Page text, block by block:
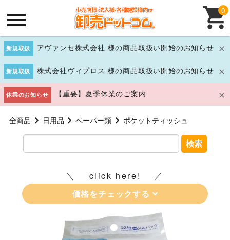
新規取扱 アヴァンセ株式会社 様の商品取扱い開始のお知らせ
新規取扱 株式会社ヴィプロス 様の商品取扱い開始のお知らせ
休業のお知らせ 【重要】夏季休業のご案内
0
全商品 日用品 ペーパー類 ポケットティッシュ
検索
click here!
価格をチェックする